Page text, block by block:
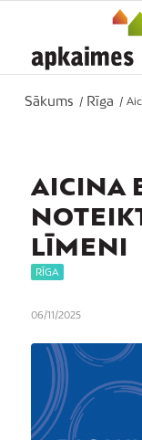
Sākums / Rīga /
AICINA
LĪMENI
RĪGA
06/11/2025